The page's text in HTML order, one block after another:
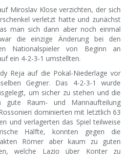
Miroslav Klose verzichten, der sich
verletzt hatte und zunächst
man sich dann aber noch einmal
die einzige Änderung bei den
Nationalspieler von Beginn an
ein 4-2-3-1 umstellten.
Reja auf die Pokal-Niederlage vor
Gegner. Das 4-2-3-1 wurde
um sicher zu stehen und die
gute Raum- und Mannaufteilung
dominierten mit letztlich 63
und verlagerten das Spiel teilweise
Hälfte, konnten gegen die
Römer aber kaum zu guten
welche Lazio über Konter zu